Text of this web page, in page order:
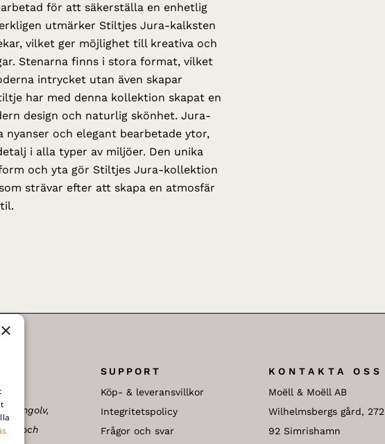
för att säkerställa en enhetlig
utmärker Stiltjes Jura-kalksten
vilket ger möjlighet till kreativa och
Stenarna finns i stora format, vilket
intrycket utan även skapar
har med denna kollektion skapat en
design och naturlig skönhet. Jura-
nyanser och elegant bearbetade ytor,
i alla typer av miljöer. Den unika
och yta gör Stiltjes Jura-kollektion
strävar efter att skapa en atmosfär
stengolv,
och
SUPPORT
Köp- & leveransvillkor
Integritetspolicy
Frågor och svar
KONTAKTA OSS
Moëll & Moëll AB
Wilhelmsbergs gård, 272
92 Simrishamn
×